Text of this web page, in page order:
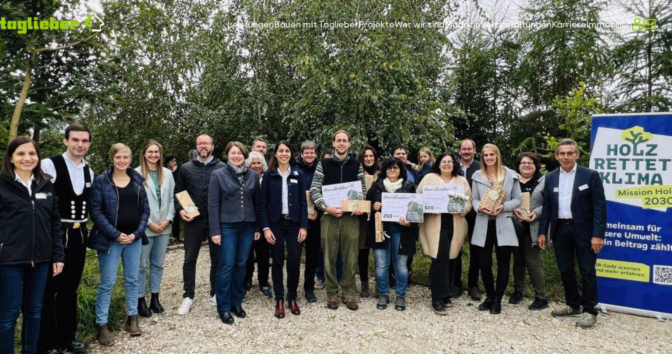
LeistungenBauen mit TaglieberProjekteWer wir sindMagazinVeranstaltungenKarriereImmobilien